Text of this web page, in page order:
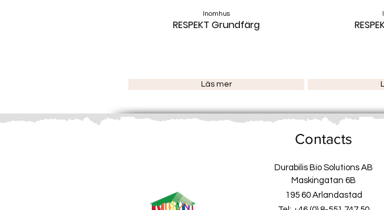
Inomhus
RESPEKT Grundfärg
Läs mer
Contacts
Durabilis Bio Solutions AB
Maskingatan 6B
195 60 Arlandastad